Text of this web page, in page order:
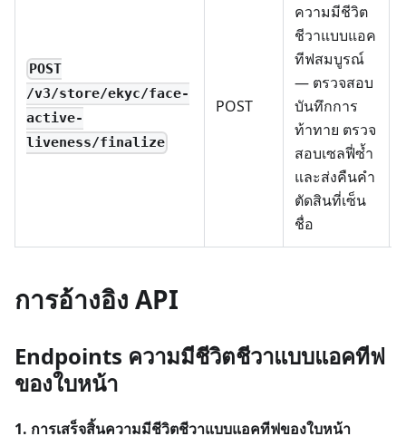
POST
/v3/store/ekyc/face-
active-
liveness/finalize
POST
ความมีชีวิต
ชีวาแบบแอค
ทีฟสมบูรณ์
— ตรวจสอบ
บันทึกการ
ท้าทาย ตรวจ
สอบเซลฟี่ซ้ำ
และส่งคืนคำ
ตัดสินที่เซ็น
ชื่อ
การอ้างอิง API
Endpoints ความมีชีวิตชีวาแบบแอคทีฟ
ของใบหน้า
1. การเสร็จสิ้นความมีชีวิตชีวาแบบแอคทีฟของใบหน้า